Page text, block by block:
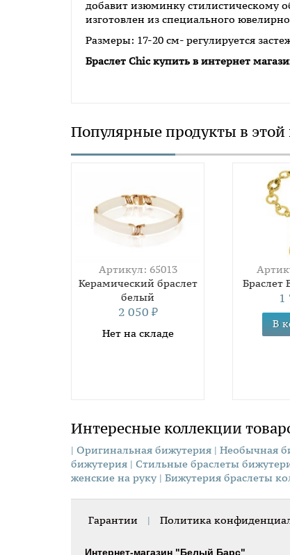
добавит изюминку стилистическому
изготовлен из специального
Размеры: 17-20 см- регулируется
Браслет Chicкупить в интернет
Популярные продукты в этой
Артикул: 65013
Керамический браслет
белый
2 050 ₽
Нет на складе
Браслет
1
Интересные коллекции
| Оригинальная бижутерия | Необычная
бижутерия | Стильные браслеты
женские на руку | Бижутерия браслеты
Гарантии | Политика
Интернет-магазин "Белый Барс"